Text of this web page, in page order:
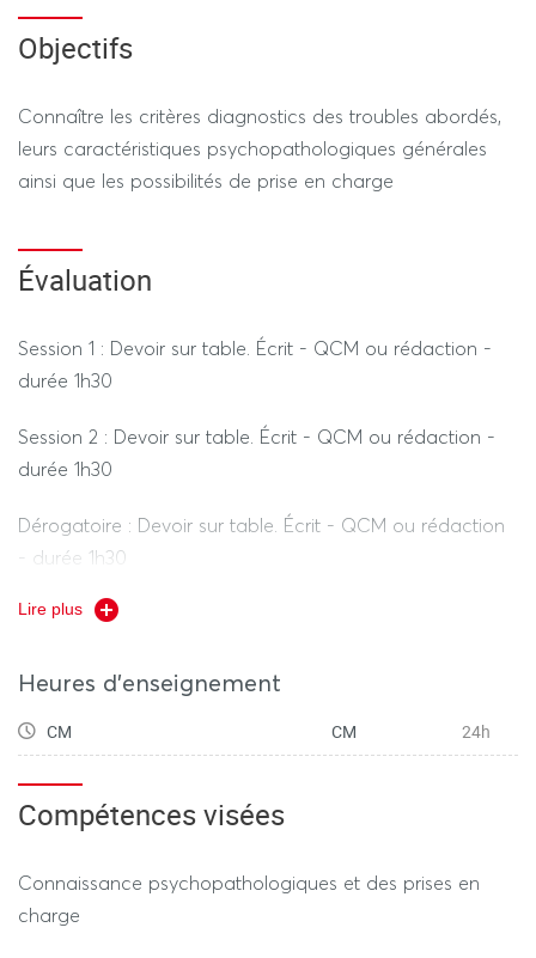
Objectifs
Connaître les critères diagnostics des troubles abordés,
leurs caractéristiques psychopathologiques générales
ainsi que les possibilités de prise en charge
Évaluation
Session 1 : Devoir sur table. Écrit - QCM ou rédaction -
durée 1h30
Session 2 : Devoir sur table. Écrit - QCM ou rédaction -
durée 1h30
Dérogatoire : Devoir sur table. Écrit - QCM ou rédaction
- durée 1h30
Répartition de la note finale : 100% CM
Lire plus
Heures d'enseignement
CM CM 24h
Compétences visées
Connaissance psychopathologiques et des prises en
charge